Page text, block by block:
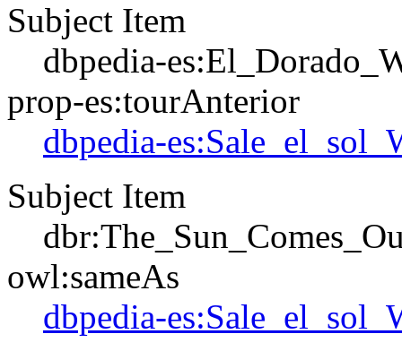
Subject Item
dbpedia-
prop-es:tourAnterior
dbpedia-
Subject Item
owl:sameAs
dbpedia-